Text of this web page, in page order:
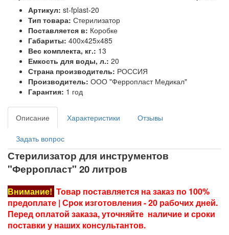
Артикул: st-fplast-20
Тип товара: Стерилизатор
Поставляется в: Коробке
Габариты: 400х425х485
Вес комплекта, кг.: 13
Емкость для воды, л.: 20
Страна производитель: РОССИЯ
Производитель: ООО "Ферропласт Медикал"
Гарантия: 1 год
Описание Характеристики Отзывы
Задать вопрос
Стерилизатор для инструментов
"Ферропласт" 20 литров
Внимание! Товар поставляется на заказ по 100%
предоплате | Срок изготовления - 20 рабочих дней.
Перед оплатой заказа, уточняйте наличие и сроки
поставки у наших консультантов.